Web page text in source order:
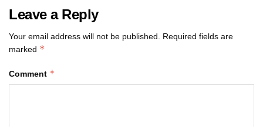
Leave a Reply
Your email address will not be published. Required fields are
marked *
Comment *